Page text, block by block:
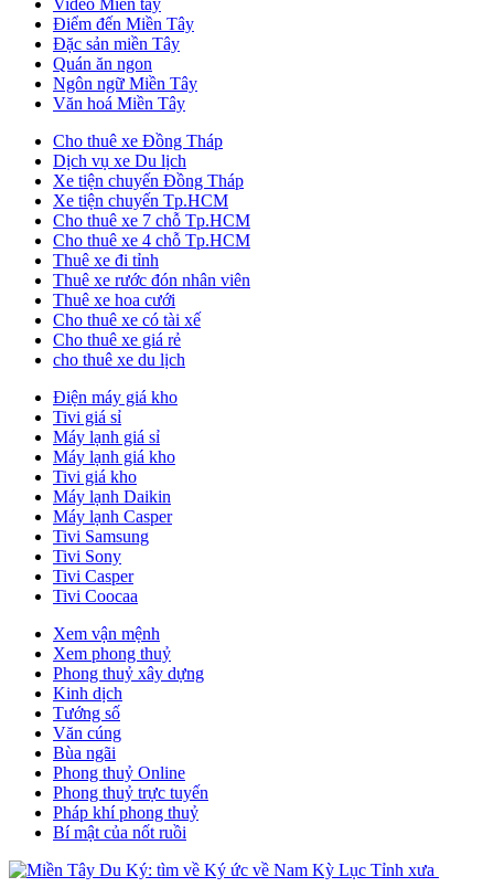
Video Miền tây
Điểm đến Miền Tây
Đặc sản miền Tây
Quán ăn ngon
Ngôn ngữ Miền Tây
Văn hoá Miền Tây
Cho thuê xe Đồng Tháp
Dịch vụ xe Du lịch
Xe tiện chuyến Đồng Tháp
Xe tiện chuyến Tp.HCM
Cho thuê xe 7 chỗ Tp.HCM
Cho thuê xe 4 chỗ Tp.HCM
Thuê xe đi tỉnh
Thuê xe rước đón nhân viên
Thuê xe hoa cưới
Cho thuê xe có tài xế
Cho thuê xe giá rẻ
cho thuê xe du lịch
Điện máy giá kho
Tivi giá sỉ
Máy lạnh giá sỉ
Máy lạnh giá kho
Tivi giá kho
Máy lạnh Daikin
Máy lạnh Casper
Tivi Samsung
Tivi Sony
Tivi Casper
Tivi Coocaa
Xem vận mệnh
Xem phong thuỷ
Phong thuỷ xây dựng
Kinh dịch
Tướng số
Văn cúng
Bùa ngãi
Phong thuỷ Online
Phong thuỷ trực tuyến
Pháp khí phong thuỷ
Bí mật của nốt ruồi